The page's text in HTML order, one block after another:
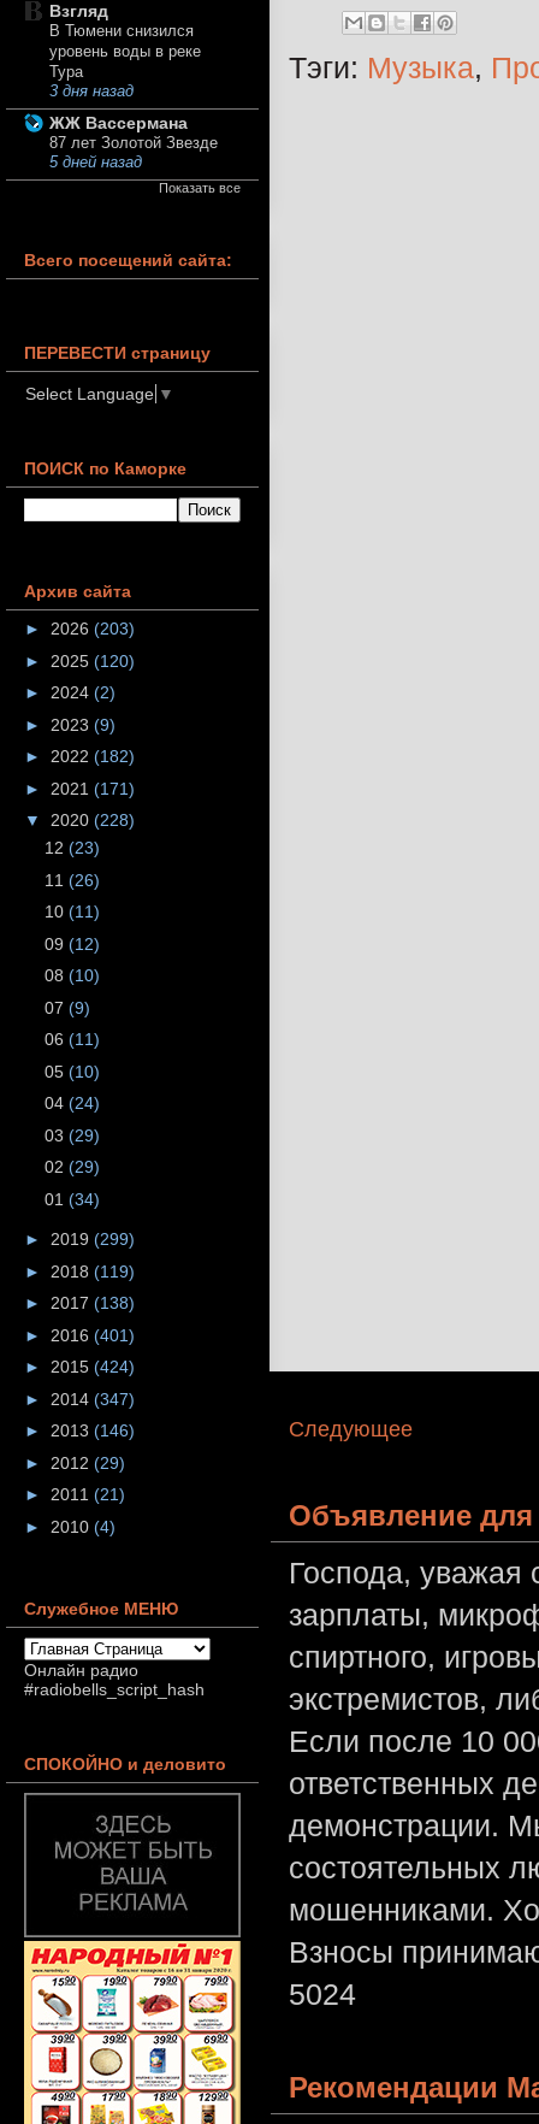
Тэги: Музыка,
Следующее
Объявление для
Господа,
зарплаты,
спиртного,
экстремистов,
Если после 10
ответственных
демонстрации.
состоятельных
мошенниками.
Взносы
5024
Рекомендации
Взгляд
В Тюмени снизился
уровень воды в реке
Тура
3 дня назад
ЖЖ Вассермана
87 лет Золотой Звезде
5 дней назад
Показать все
Всего посещений сайта:
ПЕРЕВЕСТИ страницу
Select Language ▼
ПОИСК по Каморке
Архив сайта
► 2026 (203)
► 2025 (120)
► 2024 (2)
► 2023 (9)
► 2022 (182)
► 2021 (171)
▼ 2020 (228)
12 (23)
11 (26)
10 (11)
09 (12)
08 (10)
07 (9)
06 (11)
05 (10)
04 (24)
03 (29)
02 (29)
01 (34)
► 2019 (299)
► 2018 (119)
► 2017 (138)
► 2016 (401)
► 2015 (424)
► 2014 (347)
► 2013 (146)
► 2012 (29)
► 2011 (21)
► 2010 (4)
Служебное МЕНЮ
Онлайн радио
#radiobells_script_hash
СПОКОЙНО и деловито